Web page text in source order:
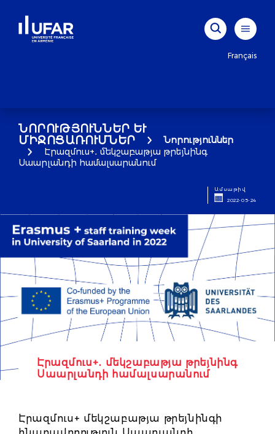
Français
ՆՈՐՈՒԹՅՈՒՆՆԵՐ ԵՒ Մ
ԻՋՈՑԱՌՈՒՄՆԵՐ
Նորություններ
Էրազմուս+․ մեկշաբաթյա թրեյնինգ
Սաարլանդի համալսարանում
Ամսաթիվ
2022-05-24
Էրազմուս+․ մեկշաբաթյա թրեյնինգ
Սաարլանդի համալսարանում
Էրազմուս+ մեկշաբաթյա թրեյնինգի